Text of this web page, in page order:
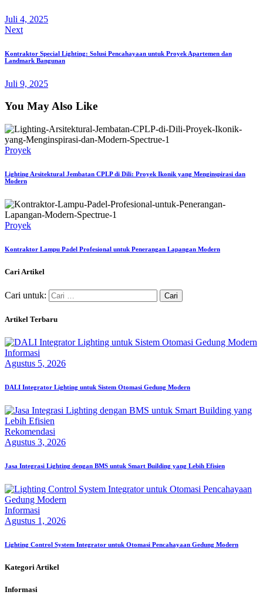
Juli 4, 2025
Next
Kontraktor Special Lighting: Solusi Pencahayaan untuk Proyek Apartemen dan
Landmark Bangunan
Juli 9, 2025
You May Also Like
Proyek
Lighting Arsitektural Jembatan CPLP di Dili: Proyek Ikonik yang Menginspirasi dan
Modern
Proyek
Kontraktor Lampu Padel Profesional untuk Penerangan Lapangan Modern
Cari Artikel
Cari untuk:
Artikel Terbaru
Informasi
Agustus 5, 2026
DALI Integrator Lighting untuk Sistem Otomasi Gedung Modern
Rekomendasi
Agustus 3, 2026
Jasa Integrasi Lighting dengan BMS untuk Smart Building yang Lebih Efisien
Informasi
Agustus 1, 2026
Lighting Control System Integrator untuk Otomasi Pencahayaan Gedung Modern
Kategori Artikel
Informasi